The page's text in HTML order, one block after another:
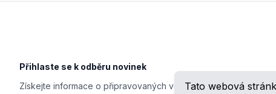
Tato webová
Přihlaste se k odběru novinek
Získejte informace o připravovaných veletrzích, školeních,